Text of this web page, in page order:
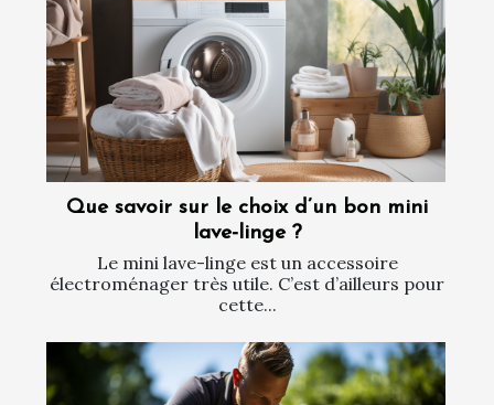
Que savoir sur le choix d’un bon mini
lave-linge ?
Le mini lave-linge est un accessoire
électroménager très utile. C’est d’ailleurs pour
cette...